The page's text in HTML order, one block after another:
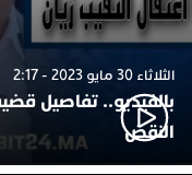
الثلاثاء 30 مايو 2023 - 2:17
بالفيديو.. تفاصيل
النقض